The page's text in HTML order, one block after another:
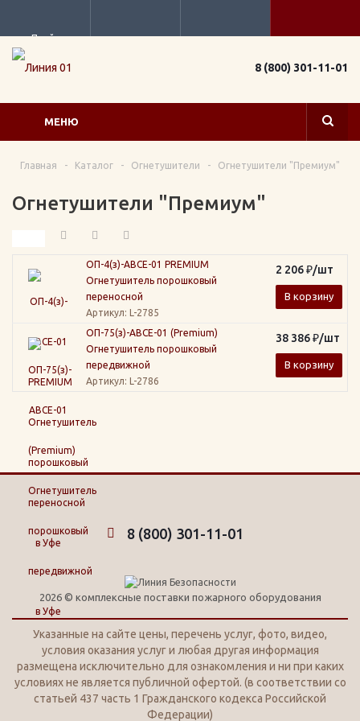
Прайс
8 (800) 301-11-01
МЕНЮ
Главная - Каталог - Огнетушители - Огнетушители "Премиум"
Огнетушители "Премиум"
ОП-4(з)-АВСЕ-01 PREMIUM
Огнетушитель порошковый
переносной
Артикул: L-2785
2 206₽/шт
В корзину
ОП-75(з)-АВСЕ-01 (Premium)
Огнетушитель порошковый
передвижной
Артикул: L-2786
38 386₽/шт
В корзину
8 (800) 301-11-01
2026 © комплексные поставки пожарного оборудования
Указанные на сайте цены, перечень услуг, фото, видео,
условия оказания услуг и любая другая информация
размещена исключительно для ознакомления и ни при каких
условиях не является публичной офертой. (в соответствии со
статьей 437 часть 1 Гражданского кодекса Российской
Федерации)